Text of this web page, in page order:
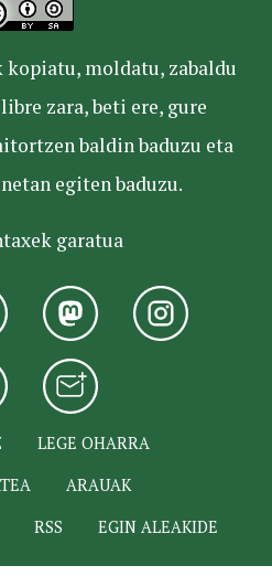
kopiatu, moldatu, zabaldu
zara, beti ere, gure
baldin baduzu eta
egiten baduzu.
garatua
LEGE OHARRA
ARAUAK
RSS EGIN ALEAKIDE